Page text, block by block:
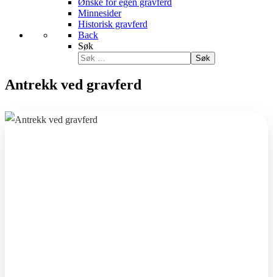
Ønske for egen gravferd
Minnesider
Historisk gravferd
Back
Søk
Søk
Antrekk ved gravferd